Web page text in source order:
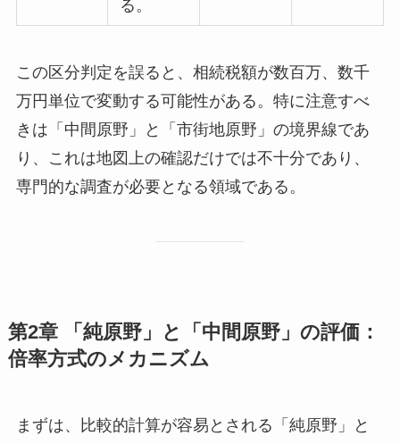
る。
この区分判定を誤ると、相続税額が数百万、数千
万円単位で変動する可能性がある。特に注意すべ
きは「中間原野」と「市街地原野」の境界線であ
り、これは地図上の確認だけでは不十分であり、
専門的な調査が必要となる領域である。
第2章 「純原野」と「中間原野」の評価：
倍率方式のメカニズム
まずは、比較的計算が容易とされる「純原野」と